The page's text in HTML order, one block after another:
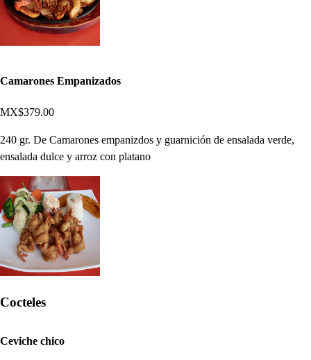
Camarones Empanizados
MX$379.00
240 gr. De Camarones empanizdos y guarnición de ensalada verde,
ensalada dulce y arroz con platano
Cocteles
Ceviche chico